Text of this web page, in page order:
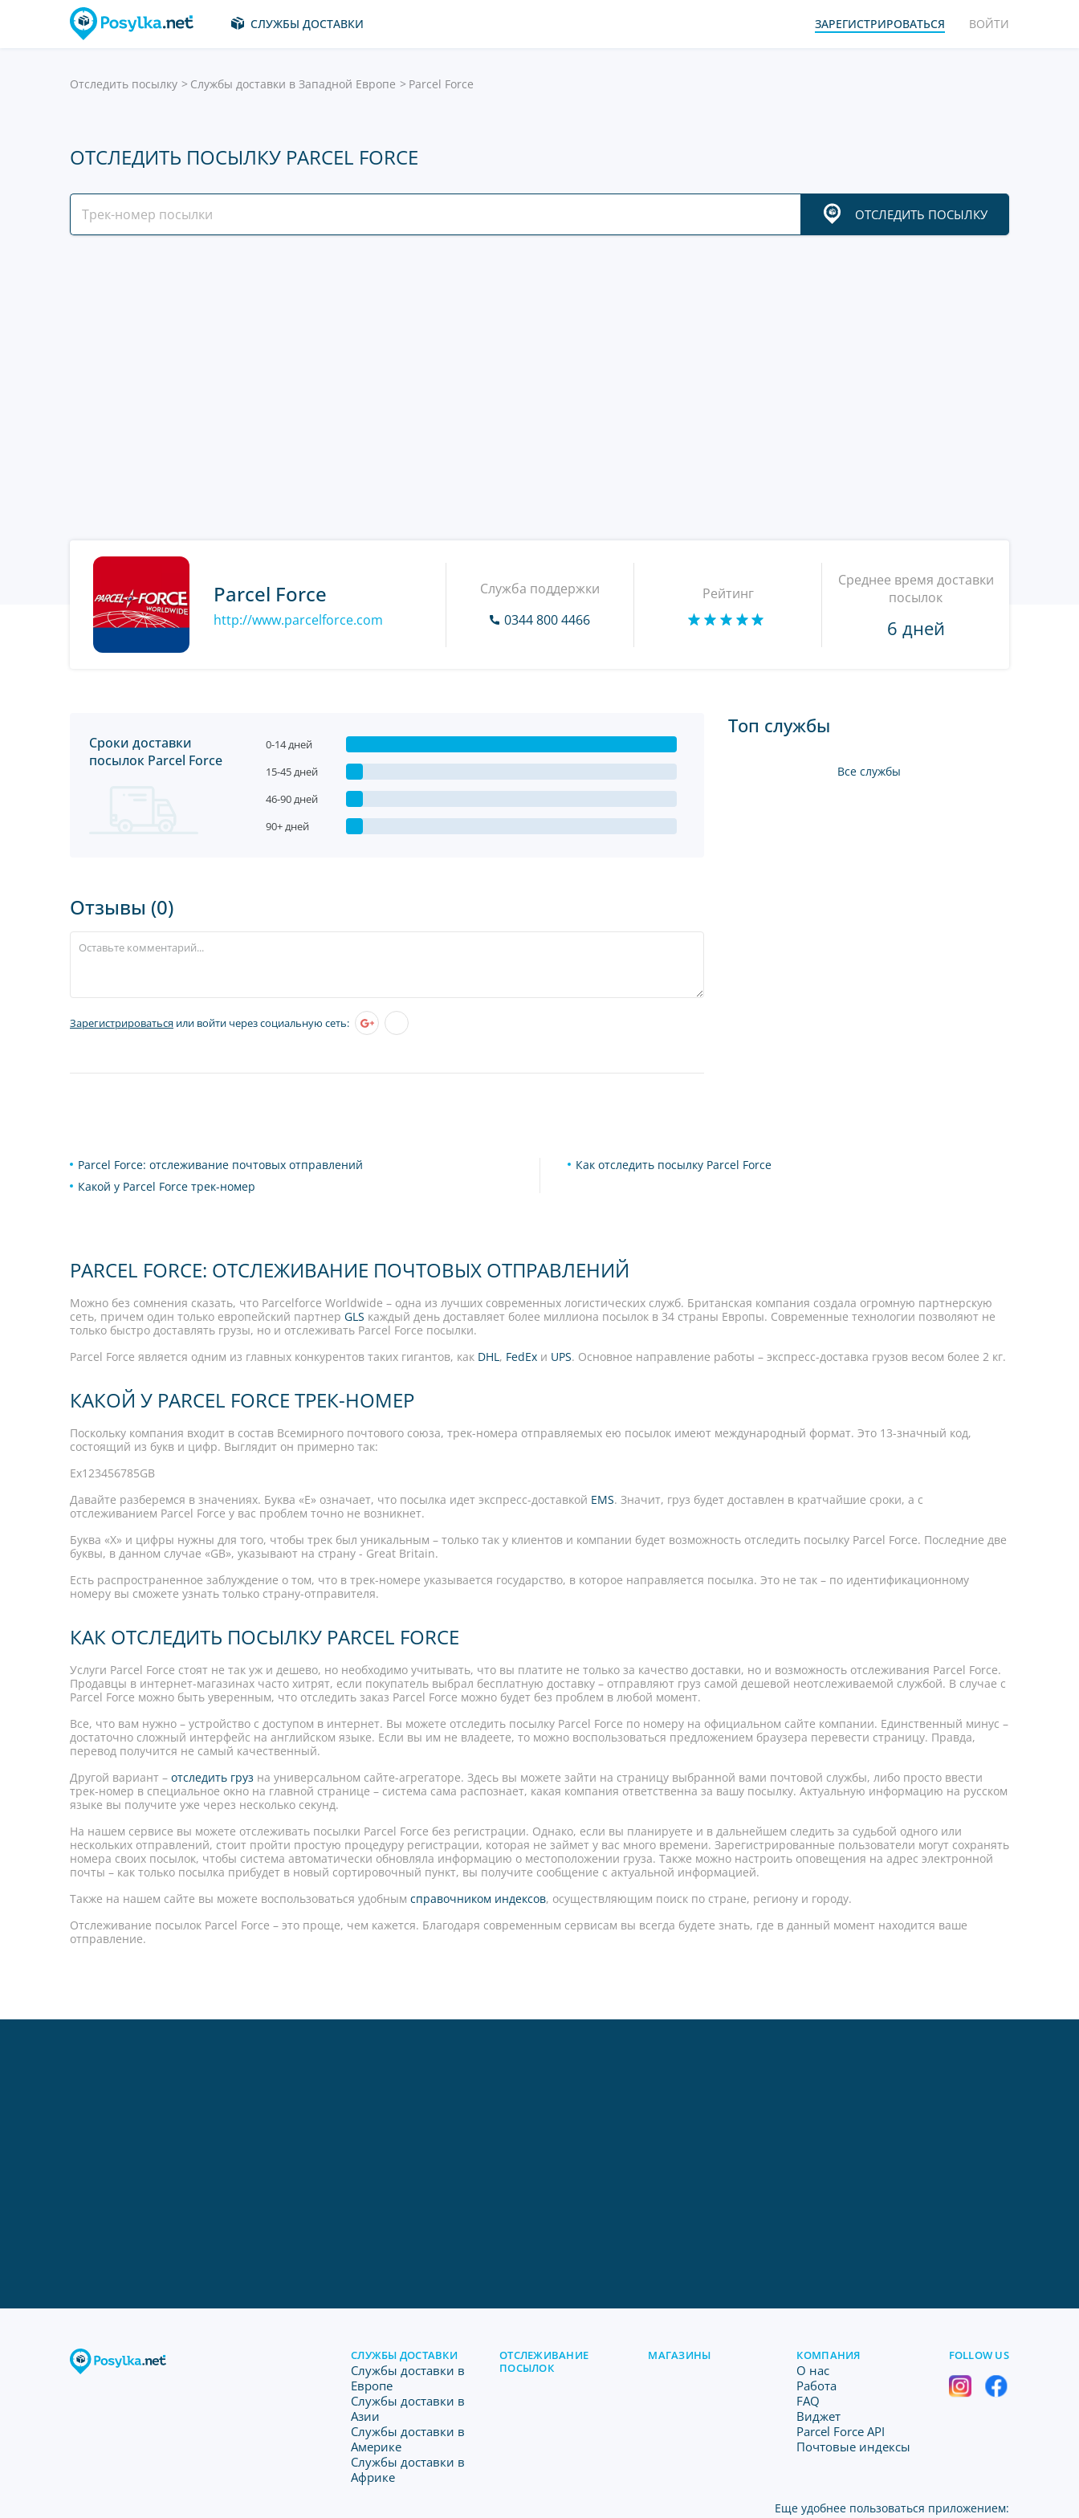
СЛУЖБЫ ДОСТАВКИ ЗАРЕГИСТРИРОВАТЬСЯ ВОЙТИ
Отследить посылку Службы доставки в Западной Европе Parcel Force
ОТСЛЕДИТЬ ПОСЫЛКУ PARCEL FORCE
ОТСЛЕДИТЬ ПОСЫЛКУ
Parcel Force
http://www.parcelforce.com
Служба поддержки
0344 800 4466
Рейтинг
Среднее время доставки
посылок
6 дней
Сроки доставки
посылок Parcel Force
0-14 дней
15-45 дней
46-90 дней
90+ дней
Отзывы (0)
Зарегистрироваться или войти через социальную сеть:
Топ службы
Все службы
Parcel Force: отслеживание почтовых отправлений
Какой у Parcel Force трек-номер
Как отследить посылку Parcel Force
PARCEL FORCE: ОТСЛЕЖИВАНИЕ ПОЧТОВЫХ ОТПРАВЛЕНИЙ
Можно без сомнения сказать, что Parcelforce Worldwide – одна из лучших современных логистических служб. Британская компания создала огромную партнерскую
сеть, причем один только европейский партнер GLS каждый день доставляет более миллиона посылок в 34 страны Европы. Современные технологии позволяют не
только быстро доставлять грузы, но и отслеживать Parcel Force посылки.
Parcel Force является одним из главных конкурентов таких гигантов, как DHL, FedEx и UPS. Основное направление работы – экспресс-доставка грузов весом более 2 кг.
КАКОЙ У PARCEL FORCE ТРЕК-НОМЕР
Поскольку компания входит в состав Всемирного почтового союза, трек-номера отправляемых ею посылок имеют международный формат. Это 13-значный код,
состоящий из букв и цифр. Выглядит он примерно так:
Ex123456785GB
Давайте разберемся в значениях. Буква «Е» означает, что посылка идет экспресс-доставкой EMS. Значит, груз будет доставлен в кратчайшие сроки, а с
отслеживанием Parcel Force у вас проблем точно не возникнет.
Буква «Х» и цифры нужны для того, чтобы трек был уникальным – только так у клиентов и компании будет возможность отследить посылку Parcel Force. Последние две
буквы, в данном случае «GB», указывают на страну - Great Britain.
Есть распространенное заблуждение о том, что в трек-номере указывается государство, в которое направляется посылка. Это не так – по идентификационному
номеру вы сможете узнать только страну-отправителя.
КАК ОТСЛЕДИТЬ ПОСЫЛКУ PARCEL FORCE
Услуги Parcel Force стоят не так уж и дешево, но необходимо учитывать, что вы платите не только за качество доставки, но и возможность отслеживания Parcel Force.
Продавцы в интернет-магазинах часто хитрят, если покупатель выбрал бесплатную доставку – отправляют груз самой дешевой неотслеживаемой службой. В случае с
Parcel Force можно быть уверенным, что отследить заказ Parcel Force можно будет без проблем в любой момент.
Все, что вам нужно – устройство с доступом в интернет. Вы можете отследить посылку Parcel Force по номеру на официальном сайте компании. Единственный минус –
достаточно сложный интерфейс на английском языке. Если вы им не владеете, то можно воспользоваться предложением браузера перевести страницу. Правда,
перевод получится не самый качественный.
Другой вариант – отследить груз на универсальном сайте-агрегаторе. Здесь вы можете зайти на страницу выбранной вами почтовой службы, либо просто ввести
трек-номер в специальное окно на главной странице – система сама распознает, какая компания ответственна за вашу посылку. Актуальную информацию на русском
языке вы получите уже через несколько секунд.
На нашем сервисе вы можете отслеживать посылки Parcel Force без регистрации. Однако, если вы планируете и в дальнейшем следить за судьбой одного или
нескольких отправлений, стоит пройти простую процедуру регистрации, которая не займет у вас много времени. Зарегистрированные пользователи могут сохранять
номера своих посылок, чтобы система автоматически обновляла информацию о местоположении груза. Также можно настроить оповещения на адрес электронной
почты – как только посылка прибудет в новый сортировочный пункт, вы получите сообщение с актуальной информацией.
Также на нашем сайте вы можете воспользоваться удобным справочником индексов, осуществляющим поиск по стране, региону и городу.
Отслеживание посылок Parcel Force – это проще, чем кажется. Благодаря современным сервисам вы всегда будете знать, где в данный момент находится ваше
отправление.
СЛУЖБЫ ДОСТАВКИ
Службы доставки в
Европе
Службы доставки в
Азии
Службы доставки в
Америке
Службы доставки в
Африке
ОТСЛЕЖИВАНИЕ
ПОСЫЛОК
МАГАЗИНЫ КОМПАНИЯ
O нас
Работа
FAQ
Виджет
Parcel Force API
Почтовые индексы
FOLLOW US
Еще удобнее пользоваться приложением: